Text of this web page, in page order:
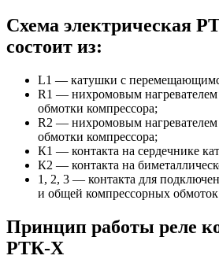
Схема электрическая
состоит из:
L1 — катушки с
R1 — нихромовым нагревателем
обмотки компрессора;
R2 — нихромовым нагревателем
обмотки компрессора;
К1 — контакта на сердечнике
К2 — контакта на
1, 2, 3 — контакта для
и общей компрессорных
Принцип работы реле
РТК-Х